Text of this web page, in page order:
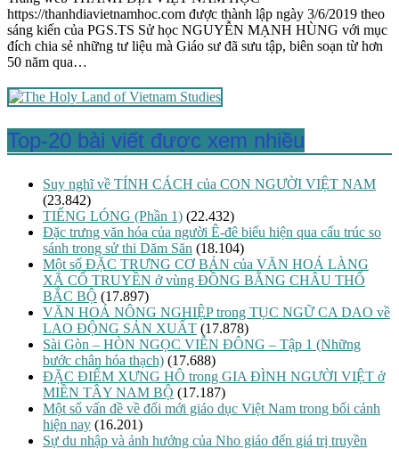
https://thanhdiavietnamhoc.com được thành lập ngày 3/6/2019 theo
sáng kiến của PGS.TS Sử học NGUYỄN MẠNH HÙNG với mục
đích chia sẻ những tư liệu mà Giáo sư đã sưu tập, biên soạn từ hơn
50 năm qua…
Top-20 bài viết được xem nhiều
Suy nghĩ về TÍNH CÁCH của CON NGƯỜI VIỆT NAM
(23.842)
TIẾNG LÓNG (Phần 1) (22.432)
Đặc trưng văn hóa của người Ê-đê biểu hiện qua cấu trúc so
sánh trong sử thi Dăm Săn (18.104)
Một số ĐẶC TRƯNG CƠ BẢN của VĂN HOÁ LÀNG
XÃ CỔ TRUYỀN ở vùng ĐỒNG BẰNG CHÂU THỔ
BẮC BỘ (17.897)
VĂN HOÁ NÔNG NGHIỆP trong TỤC NGỮ CA DAO về
LAO ĐỘNG SẢN XUẤT (17.878)
Sài Gòn – HÒN NGỌC VIỄN ĐÔNG – Tập 1 (Những
bước chân hóa thạch) (17.688)
ĐẶC ĐIỂM XƯNG HÔ trong GIA ĐÌNH NGƯỜI VIỆT ở
MIỀN TÂY NAM BỘ (17.187)
Một số vấn đề về đổi mới giáo dục Việt Nam trong bối cảnh
hiện nay (16.201)
Sự du nhập và ảnh hưởng của Nho giáo đến giá trị truyền